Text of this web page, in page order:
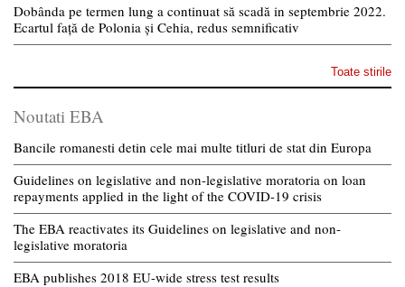
Dobânda pe termen lung a continuat să scadă in septembrie 2022.
Ecartul față de Polonia și Cehia, redus semnificativ
Toate stirile
Noutati EBA
Bancile romanesti detin cele mai multe titluri de stat din Europa
Guidelines on legislative and non-legislative moratoria on loan
repayments applied in the light of the COVID-19 crisis
The EBA reactivates its Guidelines on legislative and non-
legislative moratoria
EBA publishes 2018 EU-wide stress test results